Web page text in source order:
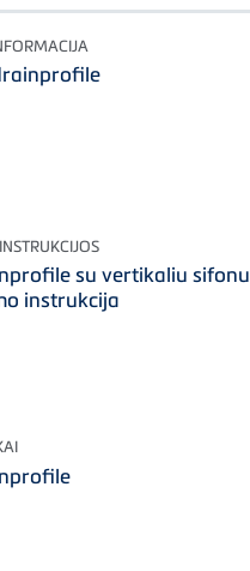
su vertikaliu sifonu
instrukcija